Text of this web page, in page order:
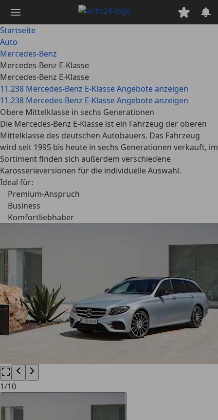
Hauptinhalt
springen
Startseite
Auto
Mercedes-Benz
Mercedes-Benz E-Klasse
Mercedes-Benz E-Klasse
11.238 Mercedes-Benz E-Klasse Angebote anzeigen
11.238 Mercedes-Benz E-Klasse Angebote anzeigen
Obere Mittelklasse in sechs Generationen
Die Mercedes-Benz E-Klasse ist ein Fahrzeug der oberen
Mittelklasse des deutschen Autobauers. Das Fahrzeug
wird seit 1995 bis heute in sechs Generationen verkauft, im
Sortiment finden sich außerdem verschiedene
Karosserieversionen für die individuelle Auswahl.
Ideal für:
Premium-Anspruch
Business
Komfortliebhaber
1/10